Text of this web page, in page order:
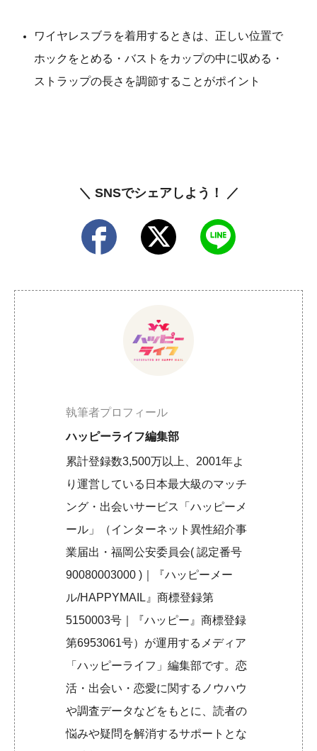
ワイヤレスブラを着用するときは、正しい位置で
ホックをとめる・バストをカップの中に収める・
ストラップの長さを調節することがポイント
＼ SNSでシェアしよう！ ／
執筆者プロフィール
ハッピーライフ編集部
累計登録数3,500万以上、2001年よ
り運営している日本最大級のマッチ
ング・出会いサービス「ハッピーメ
ール」（インターネット異性紹介事
業届出・福岡公安委員会( 認定番号
90080003000 )｜『ハッピーメー
ル/HAPPYMAIL』商標登録第
5150003号｜『ハッピー』商標登録
第6953061号）が運用するメディア
「ハッピーライフ」編集部です。恋
活・出会い・恋愛に関するノウハウ
や調査データなどをもとに、読者の
悩みや疑問を解消するサポートとな